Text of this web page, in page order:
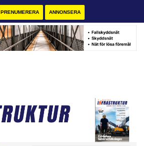
PRENUMERERA ANNONSERA